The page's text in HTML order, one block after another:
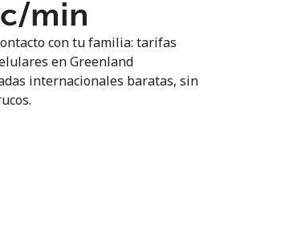
min
con tu familia: tarifas
en Greenland
internacionales baratas, sin